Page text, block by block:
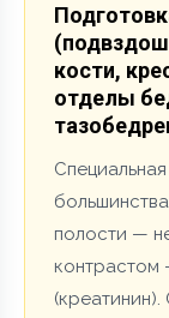
кости,
отделы
полости —
контрастом